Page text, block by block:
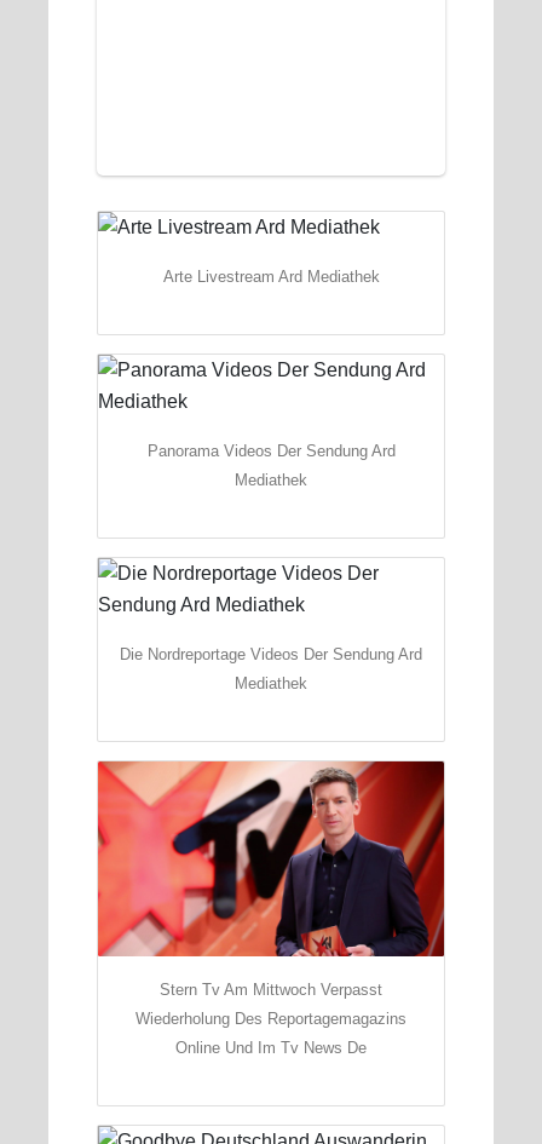
Arte Livestream Ard Mediathek
Panorama Videos Der Sendung Ard
Mediathek
Die Nordreportage Videos Der Sendung Ard
Mediathek
Stern Tv Am Mittwoch Verpasst
Wiederholung Des Reportagemagazins
Online Und Im Tv News De